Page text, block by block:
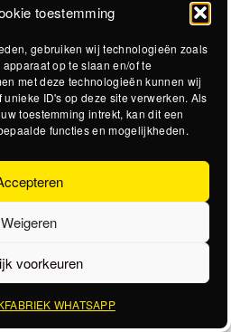
toestemming
gebruiken wij technologieën zoals
op te slaan en/of te
met deze technologieën kunnen wij
ID's op deze site verwerken. Als
toestemming intrekt, kan dit een
functies en mogelijkheden.
Weigeren
voorkeuren
WHATSAPP